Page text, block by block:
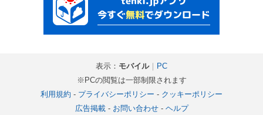
表示： モバイル｜ PC
※PCの閲覧は一部制限されます
利用規約 - プライバシーポリシー - クッキーポリシー
広告掲載- お問い合わせ- ヘルプ